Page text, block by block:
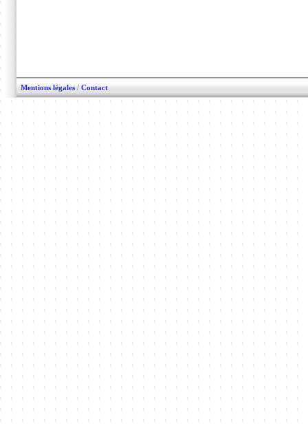
Mentions légales / Contact